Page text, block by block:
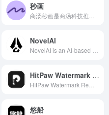
秒画
NovelAI
HitPaw Watermark Remover
悠船